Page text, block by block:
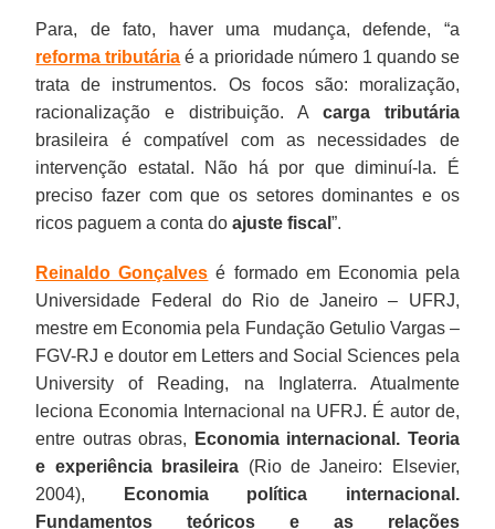
Para, de fato, haver uma mudança, defende, “a
reforma tributária é a prioridade número 1 quando se
trata de instrumentos. Os focos são: moralização,
racionalização e distribuição. A carga tributária
brasileira é compatível com as necessidades de
intervenção estatal. Não há por que diminuí-la. É
preciso fazer com que os setores dominantes e os
ricos paguem a conta doajuste fiscal”.
Reinaldo Gonçalves é formado em Economia pela
Universidade Federal do Rio de Janeiro – UFRJ,
mestre em Economia pela Fundação Getulio Vargas –
FGV-RJ e doutor em Letters and Social Sciences pela
University of Reading, na Inglaterra. Atualmente
leciona Economia Internacional na UFRJ. É autor de,
entre outras obras,
Economia internacional. Teoria
e experiência brasileira (Rio de Janeiro: Elsevier,
2004),
Economia política internacional.
Fundamentos teóricos e as relações